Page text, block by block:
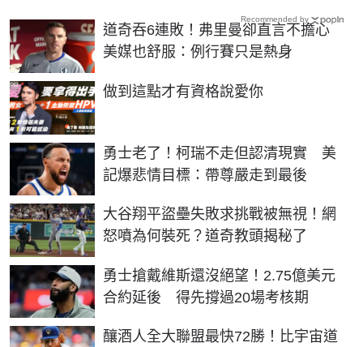
道奇吞6連敗！弗里曼卻直言不擔心
美媒也舒服：例行賽只是熱身
做到這點才有資格說愛你
PR
勇士老了！柯瑞不走但認清現實 美
記爆悲情目標：帶尊嚴走到最後
大谷翔平盜壘失敗求挑戰被無視！網
怒噴為何裝死？道奇教頭揭秘了
勇士搶戴維斯還沒絕望！2.75億美元
合約延後 得先撐過20場考核期
釀酒人全大聯盟最快72勝！比宇宙道
Recommended by